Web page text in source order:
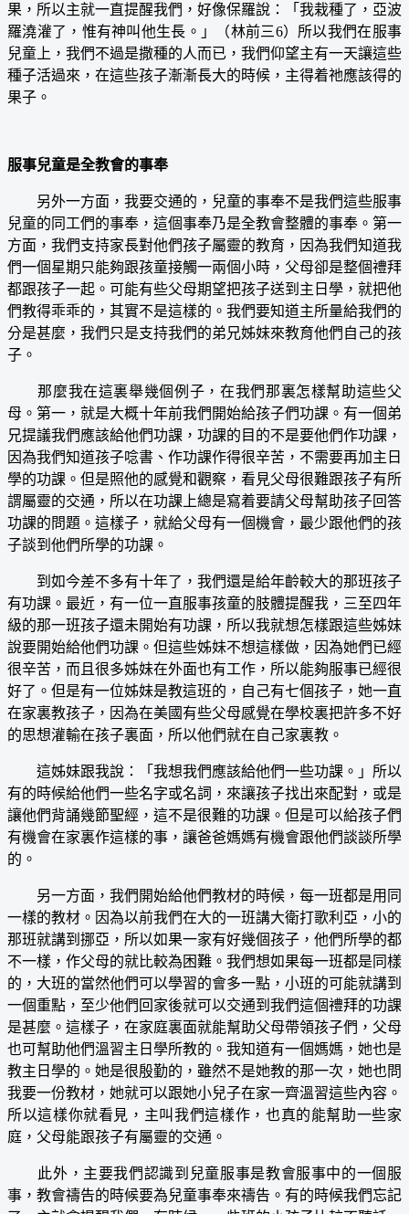
果，所以主就一直提醒我們，好像保羅說：「我栽種了，亞波
羅澆灌了，惟有神叫他生長。」（林前三6）所以我們在服事
兒童上，我們不過是撒種的人而已，我們仰望主有一天讓這些
種子活過來，在這些孩子漸漸長大的時候，主得着祂應該得的
果子。
服事兒童是全教會的事奉
另外一方面，我要交通的，兒童的事奉不是我們這些服事
兒童的同工們的事奉，這個事奉乃是全教會整體的事奉。第一
方面，我們支持家長對他們孩子屬靈的教育，因為我們知道我
們一個星期只能夠跟孩童接觸一兩個小時，父母卻是整個禮拜
都跟孩子一起。可能有些父母期望把孩子送到主日學，就把他
們教得乖乖的，其實不是這樣的。我們要知道主所量給我們的
分是甚麼，我們只是支持我們的弟兄姊妹來教育他們自己的孩
子。
那麼我在這裏舉幾個例子，在我們那裏怎樣幫助這些父
母。第一，就是大概十年前我們開始給孩子們功課。有一個弟
兄提議我們應該給他們功課，功課的目的不是要他們作功課，
因為我們知道孩子唸書、作功課作得很辛苦，不需要再加主日
學的功課。但是照他的感覺和觀察，看見父母很難跟孩子有所
謂屬靈的交通，所以在功課上總是寫着要請父母幫助孩子回答
功課的問題。這樣子，就給父母有一個機會，最少跟他們的孩
子談到他們所學的功課。
到如今差不多有十年了，我們還是給年齡較大的那班孩子
有功課。最近，有一位一直服事孩童的肢體提醒我，三至四年
級的那一班孩子還未開始有功課，所以我就想怎樣跟這些姊妹
說要開始給他們功課。但這些姊妹不想這樣做，因為她們已經
很辛苦，而且很多姊妹在外面也有工作，所以能夠服事已經很
好了。但是有一位姊妹是教這班的，自己有七個孩子，她一直
在家裏教孩子，因為在美國有些父母感覺在學校裏把許多不好
的思想灌輸在孩子裏面，所以他們就在自己家裏教。
這姊妹跟我說：「我想我們應該給他們一些功課。」所以
有的時候給他們一些名字或名詞，來讓孩子找出來配對，或是
讓他們背誦幾節聖經，這不是很難的功課。但是可以給孩子們
有機會在家裏作這樣的事，讓爸爸媽媽有機會跟他們談談所學
的。
另一方面，我們開始給他們教材的時候，每一班都是用同
一樣的教材。因為以前我們在大的一班講大衛打歌利亞，小的
那班就講到挪亞，所以如果一家有好幾個孩子，他們所學的都
不一樣，作父母的就比較為困難。我們想如果每一班都是同樣
的，大班的當然他們可以學習的會多一點，小班的可能就講到
一個重點，至少他們回家後就可以交通到我們這個禮拜的功課
是甚麼。這樣子，在家庭裏面就能幫助父母帶領孩子們，父母
也可幫助他們溫習主日學所教的。我知道有一個媽媽，她也是
教主日學的。她是很殷勤的，雖然不是她教的那一次，她也問
我要一份教材，她就可以跟她小兒子在家一齊溫習這些內容。
所以這樣你就看見，主叫我們這樣作，也真的能幫助一些家
庭，父母能跟孩子有屬靈的交通。
此外，主要我們認識到兒童服事是教會服事中的一個服
事，教會禱告的時候要為兒童事奉來禱告。有的時候我們忘記